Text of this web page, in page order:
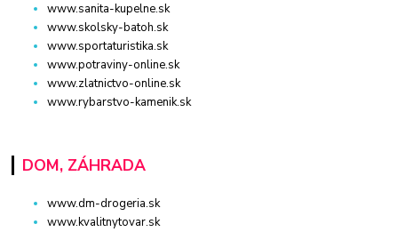
www.sanita-kupelne.sk
www.skolsky-batoh.sk
www.sportaturistika.sk
www.potraviny-online.sk
www.zlatnictvo-online.sk
www.rybarstvo-kamenik.sk
DOM, ZÁHRADA
www.dm-drogeria.sk
www.kvalitnytovar.sk